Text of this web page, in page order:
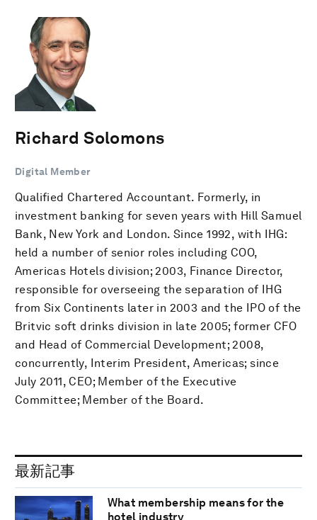
Richard Solomons
Digital Member
Qualified Chartered Accountant. Formerly, in
investment banking for seven years with Hill Samuel
Bank, New York and London. Since 1992, with IHG:
held a number of senior roles including COO,
Americas Hotels division; 2003, Finance Director,
responsible for overseeing the separation of IHG
from Six Continents later in 2003 and the IPO of the
Britvic soft drinks division in late 2005; former CFO
and Head of Commercial Development; 2008,
concurrently, Interim President, Americas; since
July 2011, CEO; Member of the Executive
Committee; Member of the Board.
最新記事
What membership means for the
hotel industry